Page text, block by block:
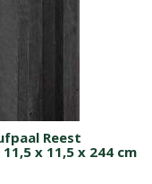
Reest
x 11,5 x 244 cm